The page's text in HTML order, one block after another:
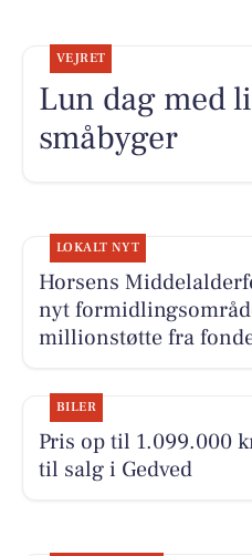
VEJRET
Lun dag med
småbyger
LOKALT NYT
Horsens
nyt
millionstøtte fra
BILER
Pris op til 1.099.000
til salg i Gedved